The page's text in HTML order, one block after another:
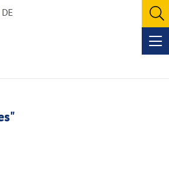
DE